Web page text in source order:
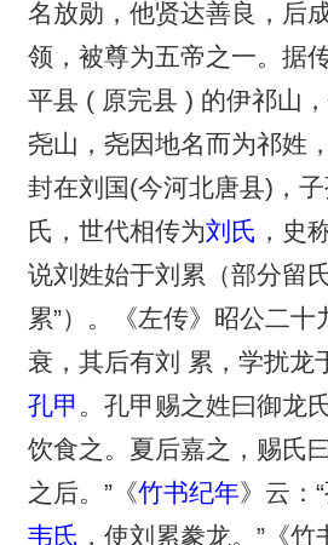
名放勋，他贤达善良，后
领，被尊为五帝之一。据
平县 ( 原完县 ) 的伊祁山
尧山，尧因地名而为祁姓
封在刘国(今河北唐县)，
氏，世代相传为刘氏 ，史
说刘姓始于刘累（部分留
累”）。《左传》昭公二十
衰，其后有刘 累，学扰龙
孔甲 。孔甲赐之姓曰御龙
饮食之。夏后嘉之，赐氏
之后。”《竹书纪年》云：
韦氏 ，使刘累豢龙。”《竹